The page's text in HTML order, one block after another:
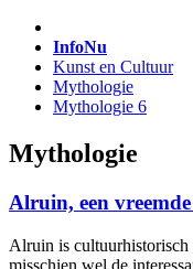
InfoNu
Kunst en Cultuur
Mythologie
Mythologie 6
Mythologie
Alruin, een vreemde
Alruin is cultuur­historisch
misschien wel de